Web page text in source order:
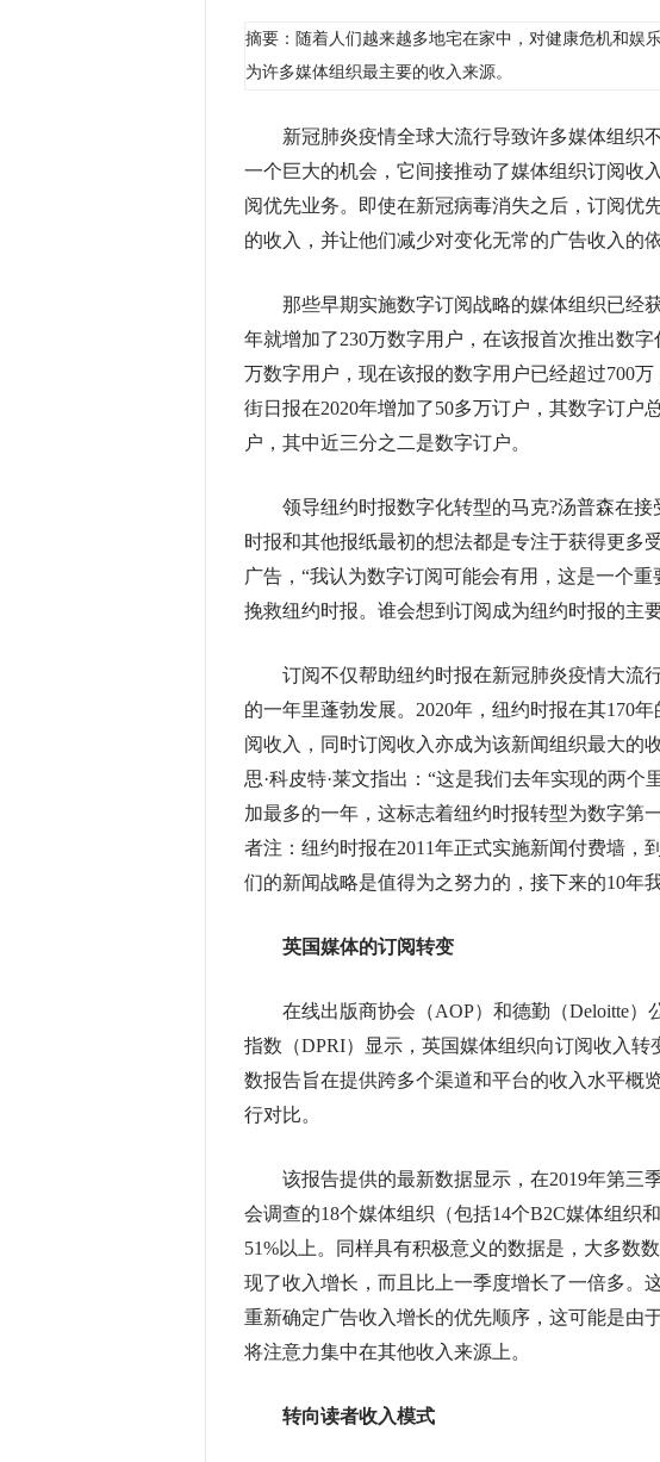
摘要：随着人们越来越多地宅在家中，对健康危机和娱
为许多媒体组织最主要的收入来源。
新冠肺炎疫情全球大流行导致许多媒体组织
一个巨大的机会，它间接推动了媒体组织订阅收
阅优先业务。即使在新冠病毒消失之后，订阅优
的收入，并让他们减少对变化无常的广告收入的依
那些早期实施数字订阅战略的媒体组织已经获
年就增加了230万数字用户，在该报首次推出数
万数字用户，现在该报的数字用户已经超过700
街日报在2020年增加了50多万订户，其数字订户
户，其中近三分之二是数字订户。
领导纽约时报数字化转型的马克?汤普森在接
时报和其他报纸最初的想法都是专注于获得更多
广告，“我认为数字订阅可能会有用，这是一个
挽救纽约时报。谁会想到订阅成为纽约时报的主要
订阅不仅帮助纽约时报在新冠肺炎疫情大流
的一年里蓬勃发展。2020年，纽约时报在其170
阅收入，同时订阅收入亦成为该新闻组织最大的
思·科皮特·莱文指出：“这是我们去年实现的两
加最多的一年，这标志着纽约时报转型为数字第
者注：纽约时报在2011年正式实施新闻付费墙，
们的新闻战略是值得为之努力的，接下来的10年
英国媒体的订阅转变
在线出版商协会（AOP）和德勤（Deloitte）
指数（DPRI）显示，英国媒体组织向订阅收入
数报告旨在提供跨多个渠道和平台的收入水平概
行对比。
该报告提供的最新数据显示，在2019年第三
会调查的18个媒体组织（包括14个B2C媒体组织
51%以上。同样具有积极意义的数据是，大多数
现了收入增长，而且比上一季度增长了一倍多。
重新确定广告收入增长的优先顺序，这可能是由
将注意力集中在其他收入来源上。
转向读者收入模式